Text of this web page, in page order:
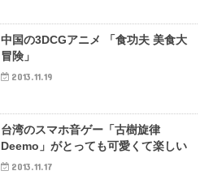
中国の3DCGアニメ 「食功夫 美食大
冒険」
2013.11.19
台湾のスマホ音ゲー「古樹旋律
Deemo」がとっても可愛くて楽しい
2013.11.17